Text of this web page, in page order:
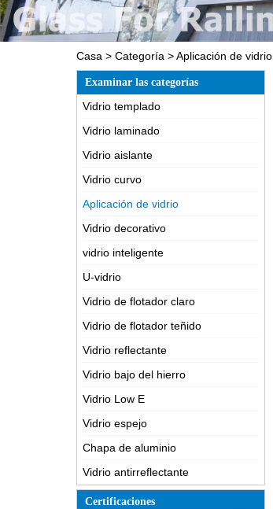
Casa > Categoría >Aplicación de vidrio
Examinar las categorías
Vidrio templado
Vidrio laminado
Vidrio aislante
Vidrio curvo
Aplicación de vidrio
Vidrio decorativo
vidrio inteligente
U-vidrio
Vidrio de flotador claro
Vidrio de flotador teñido
Vidrio reflectante
Vidrio bajo del hierro
Vidrio Low E
Vidrio espejo
Chapa de aluminio
Vidrio antirreflectante
Certificaciones